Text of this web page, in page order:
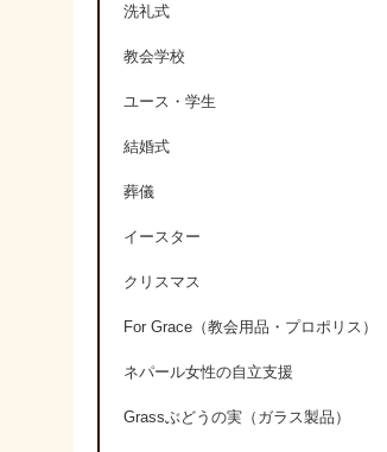
洗礼式
教会学校
ユース・学生
結婚式
葬儀
イースター
クリスマス
For Grace（教会用品・プロポリス）
ネパール女性の自立支援
Grassぶどうの実（ガラス製品）